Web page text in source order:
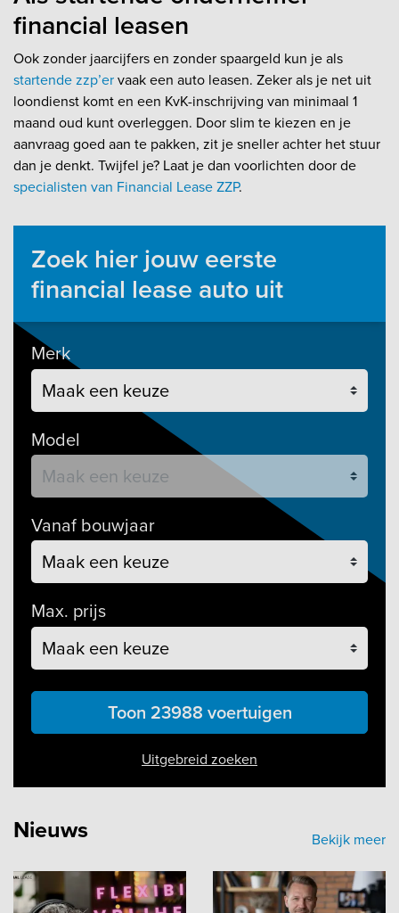
financial leasen
Ook zonder jaarcijfers en zonder spaargeld kun je als
startende zzp’ervaak een auto leasen. Zeker als je net uit
loondienst komt en een KvK-inschrijving van minimaal 1
maand oud kunt overleggen. Door slim te kiezen en je
aanvraag goed aan te pakken, zit je sneller achter het stuur
dan je denkt. Twijfel je? Laat je dan voorlichten door de
specialisten van Financial Lease ZZP.
Zoek hier jouw eerste
financial lease auto uit
Merk
Model
Vanaf bouwjaar
Max. prijs
Toon 23988 voertuigen
Uitgebreid zoeken
Nieuws Bekijk meer